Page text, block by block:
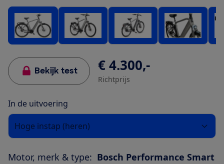
Bekijk test € 4.300,-
Richtprijs
In de uitvoering
Hoge instap (heren)
Motor, merk & type: Bosch Performance Smart